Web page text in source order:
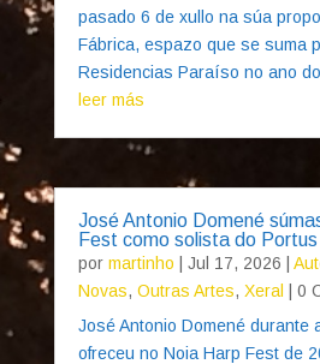
pasado 6 de xullo na súa
Fábrica, espazo que se suma
Residencias Paraíso no ano
leer más
José Antonio Domené
Fest como solista do
por martinho Jul 17, 2026
Novas, Outras Artes, Xeral
| 0
José Antonio Domené durante
ofreceu no Noia Harp Fest de